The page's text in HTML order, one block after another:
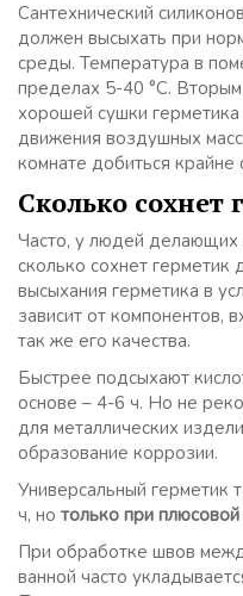
Сантехнический
должен высыхать при
среды. Температура в
пределах 5-40 °C.
хорошей сушки
движения воздушных
комнате добиться крайне
Сколько сохнет
Часто, у людей делающих
сколько сохнет герметик
высыхания герметика в
зависит от компонентов,
так же его качества.
Быстрее подсыхают
основе – 4-6 ч. Но не
для металлических
образование коррозии.
Универсальный герметик
ч, но только при
При обработке швов
ванной часто